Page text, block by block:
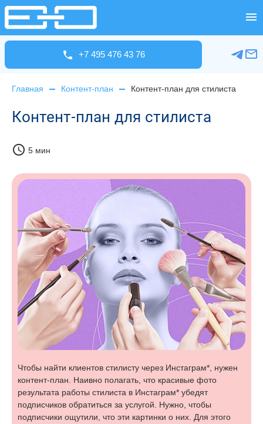
+7 495 476 43 76
Главная Контент-план Контент-план для стилиста
Контент-план для стилиста
schedule 5 мин
Чтобы найти клиентов стилисту через Инстаграм*, нужен
контент-план. Наивно полагать, что красивые фото
результата работы стилиста в Инстаграм* убедят
подписчиков обратиться за услугой. Нужно, чтобы
подписчики ощутили, что эти картинки о них. Для этого